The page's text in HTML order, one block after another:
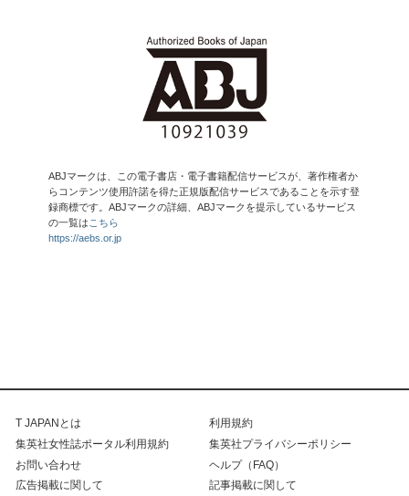
ABJマークは、この電子書店・電子書籍配信サービスが、著作権者か
らコンテンツ使用許諾を得た正規版配信サービスであることを示す登
録商標です。ABJマークの詳細、ABJマークを提示しているサービス
の一覧は こちら
https://aebs.or.jp
T JAPANとは
利用規約
集英社女性誌ポータル利用規約
集英社プライバシーポリシー
お問い合わせ
ヘルプ（FAQ）
広告掲載に関して
記事掲載に関して